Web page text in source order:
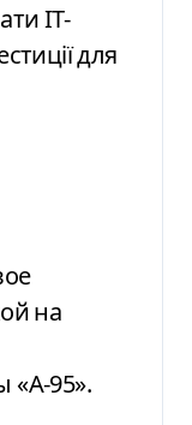
ІТ-
для
на
«А-95».